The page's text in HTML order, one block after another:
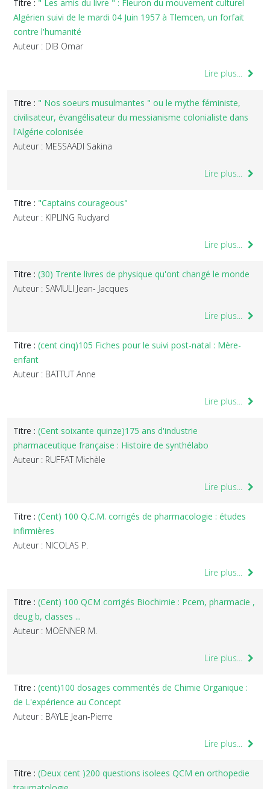
Titre : " Les amis du livre " : Fleuron du mouvement culturel
Algérien suivi de le mardi 04 Juin 1957 à Tlemcen, un forfait
contre l'humanité
Auteur : DIB Omar
Lire plus...
Titre : " Nos soeurs musulmantes " ou le mythe féministe,
civilisateur, évangélisateur du messianisme colonialiste dans
l'Algérie colonisée
Auteur : MESSAADI Sakina
Lire plus...
Titre : "Captains courageous"
Auteur : KIPLING Rudyard
Lire plus...
Titre : (30) Trente livres de physique qu'ont changé le monde
Auteur : SAMULI Jean- Jacques
Lire plus...
Titre : (cent cinq)105 Fiches pour le suivi post-natal : Mère-
enfant
Auteur : BATTUT Anne
Lire plus...
Titre : (Cent soixante quinze)175 ans d'industrie
pharmaceutique française : Histoire de synthélabo
Auteur : RUFFAT Michèle
Lire plus...
Titre : (Cent) 100 Q.C.M. corrigés de pharmacologie : études
infirmières
Auteur : NICOLAS P.
Lire plus...
Titre : (Cent) 100 QCM corrigés Biochimie : Pcem, pharmacie ,
deug b, classes ...
Auteur : MOENNER M.
Lire plus...
Titre : (cent)100 dosages commentés de Chimie Organique :
de L'expérience au Concept
Auteur : BAYLE Jean-Pierre
Lire plus...
Titre : (Deux cent )200 questions isolees QCM en orthopedie